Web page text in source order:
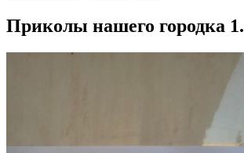
Приколы нашего городка 1.